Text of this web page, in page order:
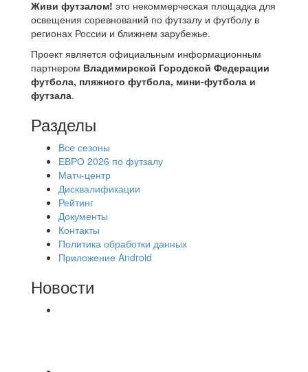
Живи футзалом! это некоммерческая площадка для
освещения соревнований по футзалу и футболу в
регионах России и ближнем зарубежье.
Проект является официальным информационным
партнером Владимирской Городской Федерации
футбола, пляжного футбола, мини-футбола и
футзала.
Разделы
Все сезоны
ЕВРО 2026 по футзалу
Матч-центр
Дисквалификации
Рейтинг
Документы
Контакты
Политика обработки данных
Приложение Android
Новости